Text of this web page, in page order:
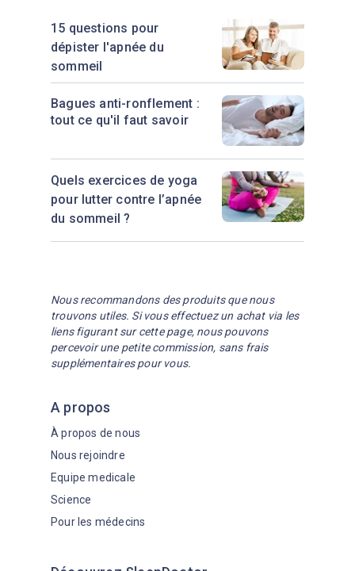
Quels exercices de yoga
pour lutter contre l’apnée
du sommeil ?
Bagues anti-ronflement :
tout ce qu'il faut savoir
15 questions pour
dépister l'apnée du
sommeil
A propos
Nous recommandons des produits que nous
trouvons utiles. Si vous effectuez un achat via les
liens figurant sur cette page, nous pouvons
percevoir une petite commission, sans frais
supplémentaires pour vous.
Nous rejoindre
Equipe medicale
Science
Pour les médecins
À propos de nous